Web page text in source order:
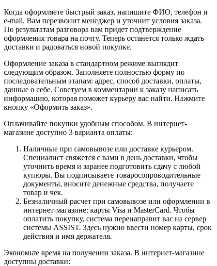
Когда оформляете быстрый заказ, напишите ФИО, телефон и
e-mail. Вам перезвонит менеджер и уточнит условия заказа.
По результатам разговора вам придет подтверждение
оформления товара на почту. Теперь останется только ждать
доставки и радоваться новой покупке.
Оформление заказа в стандартном режиме выглядит
следующим образом. Заполняете полностью форму по
последовательным этапам: адрес, способ доставки, оплаты,
данные о себе. Советуем в комментарии к заказу написать
информацию, которая поможет курьеру вас найти. Нажмите
кнопку «Оформить заказ».
Оплачивайте покупки удобным способом. В интернет-
магазине доступно 3 варианта оплаты:
Наличные при самовывозе или доставке курьером.
Специалист свяжется с вами в день доставки, чтобы
уточнить время и заранее подготовить сдачу с любой
купюры. Вы подписываете товаросопроводительные
документы, вносите денежные средства, получаете
товар и чек.
Безналичный расчет при самовывозе или оформлении в
интернет-магазине: карты Visa и MasterCard. Чтобы
оплатить покупку, система перенаправит вас на сервер
системы ASSIST. Здесь нужно ввести номер карты, срок
действия и имя держателя.
Экономьте время на получении заказа. В интернет-магазине
доступны доставки: